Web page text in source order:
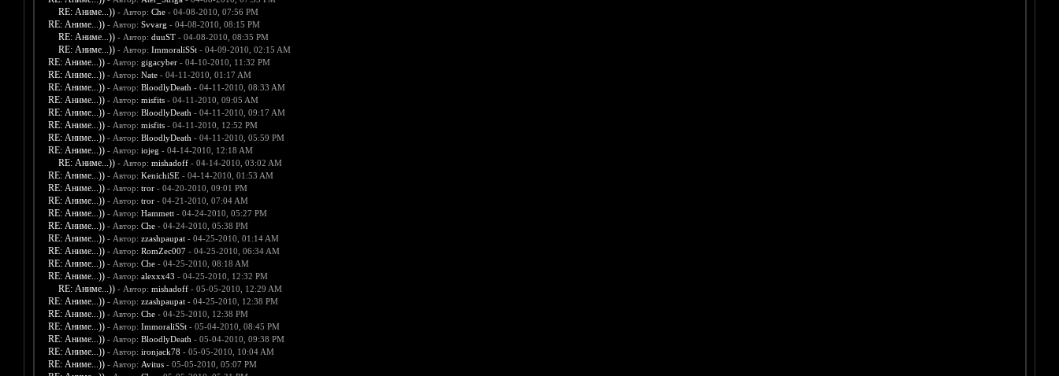
RE: Аниме...)) - Автор: Che- 04-08-2010, 07:56 PM
RE: Аниме...)) - Автор: Svvarg - 04-08-2010, 08:15 PM
RE: Аниме...)) - Автор: duuST- 04-08-2010, 08:35 PM
RE: Аниме...)) - Автор: ImmoraliSSt- 04-09-2010, 02:15 AM
RE: Аниме...)) - Автор: gigacyber- 04-10-2010, 11:32 PM
RE: Аниме...)) - Автор: Nate- 04-11-2010, 01:17 AM
RE: Аниме...)) - Автор: BloodlyDeath - 04-11-2010, 08:33 AM
RE: Аниме...)) - Автор: misfits- 04-11-2010, 09:05 AM
RE: Аниме...)) - Автор: BloodlyDeath - 04-11-2010, 09:17 AM
RE: Аниме...)) - Автор: misfits- 04-11-2010, 12:52 PM
RE: Аниме...)) - Автор: BloodlyDeath - 04-11-2010, 05:59 PM
RE: Аниме...)) - Автор: iojeg - 04-14-2010, 12:18 AM
RE: Аниме...)) - Автор: mishadoff- 04-14-2010, 03:02 AM
RE: Аниме...)) - Автор: KenichiSE- 04-14-2010, 01:53 AM
RE: Аниме...)) - Автор: tror- 04-20-2010, 09:01 PM
RE: Аниме...)) - Автор: tror- 04-21-2010, 07:04 AM
RE: Аниме...)) - Автор: Hammett- 04-24-2010, 05:27 PM
RE: Аниме...)) - Автор: Che- 04-24-2010, 05:38 PM
RE: Аниме...)) - Автор: zzashpaupat- 04-25-2010, 01:14 AM
RE: Аниме...)) - Автор: RomZec007- 04-25-2010, 06:34 AM
RE: Аниме...)) - Автор: Che- 04-25-2010, 08:18 AM
RE: Аниме...)) - Автор: alexxx43 - 04-25-2010, 12:32 PM
RE: Аниме...)) - Автор: mishadoff- 05-05-2010, 12:29 AM
RE: Аниме...)) - Автор: zzashpaupat- 04-25-2010, 12:38 PM
RE: Аниме...)) - Автор: Che- 04-25-2010, 12:38 PM
RE: Аниме...)) - Автор: ImmoraliSSt- 05-04-2010, 08:45 PM
RE: Аниме...)) - Автор: BloodlyDeath - 05-04-2010, 09:38 PM
RE: Аниме...)) - Автор: ironjack78 - 05-05-2010, 10:04 AM
RE: Аниме...)) - Автор: Avitus- 05-05-2010, 05:07 PM